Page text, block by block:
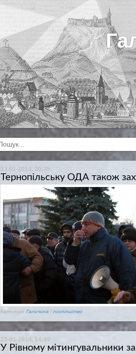
23-01-2014, 20:35
Тернопільську ОДА також
Категорії: Галичина / поспільство
23-01-2014, 14:49
У Рівному мітингувальники